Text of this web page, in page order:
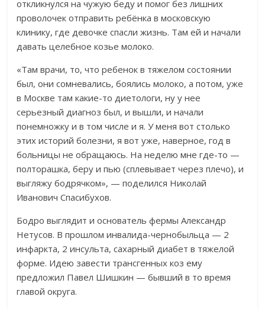
откликнулся на чужую беду и помог без лишних
проволочек отправить ребёнка в московскую
клинику, где девочке спасли жизнь. Там ей и начали
давать целебное козье молоко.
«Там врачи, то, что ребенок в тяжелом состоянии
был, они сомневались, боялись молоко, а потом, уже
в Москве там какие-то диетологи, ну у нее
серьезный диагноз был, и вышли, и начали
понемножку и в том числе и я. У меня вот столько
этих историй болезни, я вот уже, наверное, год в
больницы не обращаюсь. На неделю мне где-то —
полторашка, беру и пью (сплевывает через плечо), и
выгляжу бодрячком», — поделился Николай
Иванович Спасибухов.
Бодро выглядит и основатель фермы Александр
Нетусов. В прошлом инвалида-чернобыльца — 2
инфаркта, 2 инсульта, сахарный диабет в тяжелой
форме. Идею завести трансгенных коз ему
предложил Павел Шишкин — бывший в то время
главой округа.